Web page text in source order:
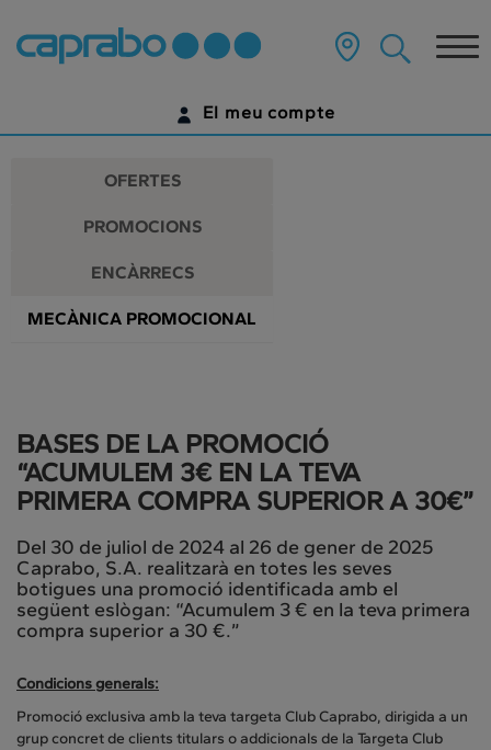
Promocions
descomptes
als
nostres
supermercats
contingut
pàgina
El meu compte
ENCARA NO TENS UN COMPTE DIGITAL?
OFERTES
PROMOCIONS
ENCÀRRECS
MECÀNICA PROMOCIONAL
BASES DE LA PROMOCIÓ
“ACUMULEM 3€ EN LA TEVA
PRIMERA COMPRA SUPERIOR A 30€”
Del 30 de juliol de 2024 al 26 de gener de 2025
Caprabo, S.A. realitzarà en totes les seves
botigues una promoció identificada amb el
següent eslògan: “Acumulem 3 € en la teva primera
compra superior a 30 €.”
Condicions generals:
Promoció exclusiva amb la teva targeta Club Caprabo, dirigida a un
grup concret de clients titulars o addicionals de la Targeta Club